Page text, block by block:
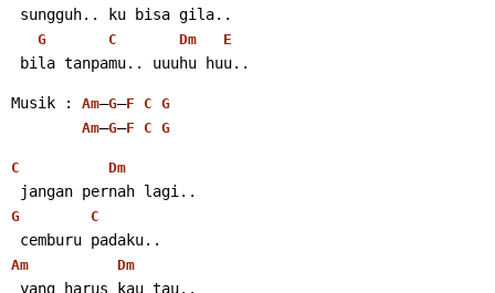
sungguh.. ku bisa gila..
G C Dm E
bila tanpamu.. uuuhu huu..
Musik : Am–G–F C G
Am–G–F C G
C Dm
jangan pernah lagi..
G C
cemburu padaku..
Am Dm
yang harus kau tau..